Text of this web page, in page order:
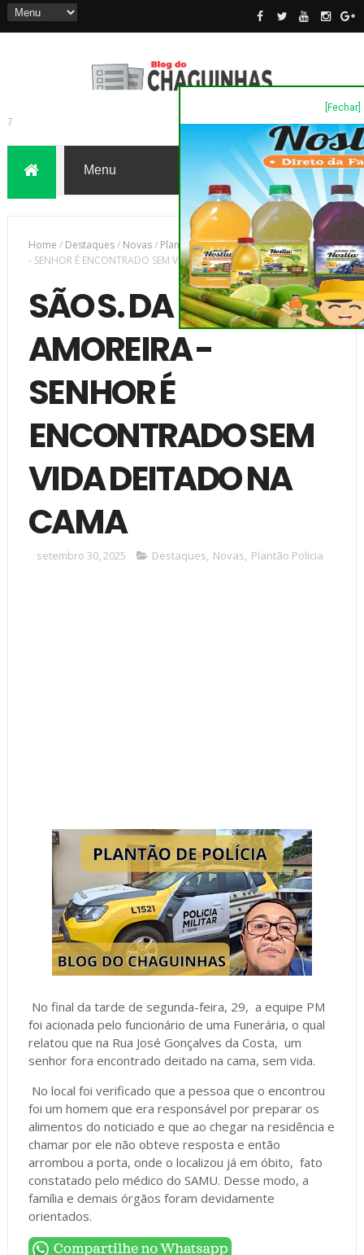
[Fechar]
7
Home / Destaques/ Novas/ Plantão Policia/SÃO S. DA AMOREIRA
- SENHOR É ENCONTRADO SEM VIDA DEITADO NA CAMA
SÃO S. DA
AMOREIRA -
SENHOR É
ENCONTRADO SEM
VIDA DEITADO NA
CAMA
setembro 30, 2025 Destaques, Novas, Plantão Policia
No final da tarde de segunda-feira, 29, a equipe PM
foi acionada pelo funcionário de uma Funerária, o qual
relatou que na Rua José Gonçalves da Costa, um
senhor fora encontrado deitado na cama, sem vida.
No local foi verificado que a pessoa que o encontrou
foi um homem que era responsável por preparar os
alimentos do noticiado e que ao chegar na residência e
chamar por ele não obteve resposta e então
arrombou a porta, onde o localizou já em óbito, fato
constatado pelo médico do SAMU. Desse modo, a
família e demais órgãos foram devidamente
orientados.